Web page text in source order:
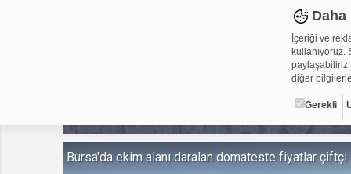
İçeriği ve
kullanıyoruz.
paylaşabiliriz.
diğer
Gerekli
Çerez
Çerezler,
Bursa'da ekim alanı daralan domateste fiyatlar çiftçi